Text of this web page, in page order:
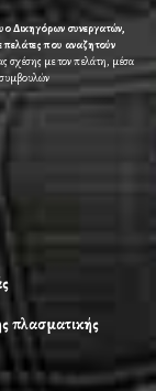
Δικηγόρων συνεργατών,
πελάτες που αναζητούν
σχέσης με τον πελάτη, μέσα
πλασματικής